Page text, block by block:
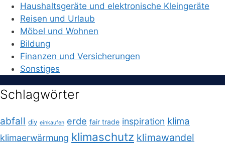
Haushaltsgeräte und elektronische Kleingeräte
Reisen und Urlaub
Möbel und Wohnen
Bildung
Finanzen und Versicherungen
Sonstiges
Schlagwörter
abfall diy einkaufen erde fair trade inspiration klima
klimaerwärmung klimaschutz klimawandel